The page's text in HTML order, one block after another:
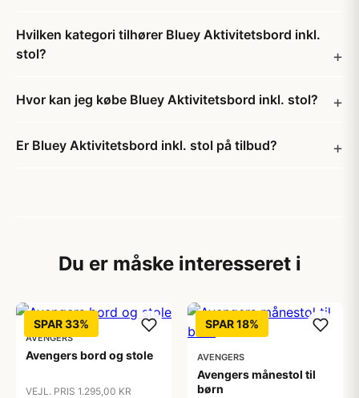
Hvilken kategori tilhører Bluey Aktivitetsbord inkl.
stol?
Hvor kan jeg købe Bluey Aktivitetsbord inkl. stol?
Er Bluey Aktivitetsbord inkl. stol på tilbud?
Du er måske interesseret i
SPAR 33%
AVENGERS
Avengers bord og stole
VEJL. PRIS 1.295,00 KR
SPAR 18%
AVENGERS
Avengers månestol til
børn